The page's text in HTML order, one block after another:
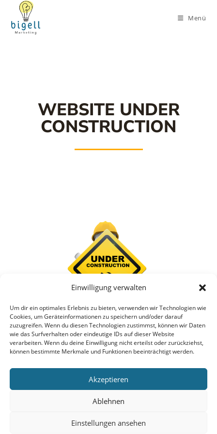
Einwilligung verwalten
Um dir ein optimales Erlebnis zu bieten, verwenden wir Technologien wie
Cookies, um Geräteinformationen zu speichern und/oder darauf
zuzugreifen. Wenn du diesen Technologien zustimmst, können wir Daten
wie das Surfverhalten oder eindeutige IDs auf dieser Website
verarbeiten. Wenn du deine Einwilligung nicht erteilst oder zurückziehst,
können bestimmte Merkmale und Funktionen beeinträchtigt werden.
Akzeptieren
Ablehnen
Einstellungen ansehen
Menü
WEBSITE UNDER
CONSTRUCTION